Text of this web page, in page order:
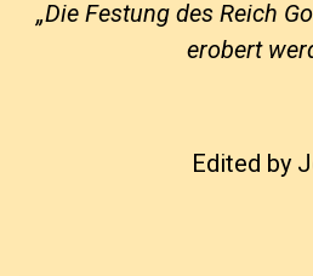
„Die Festung des Reich
erobert
Edited by